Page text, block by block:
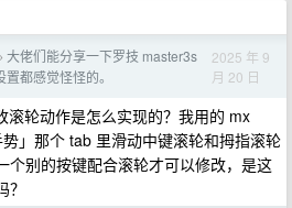
› 大佬们能分享一下罗技 master3s
都感觉怪怪的。
2025 年 9
月 20 日
滚轮动作是怎么实现的？我用的 mx
」那个 tab 里滑动中键滚轮和拇指滚轮
个别的按键配合滚轮才可以修改，是这